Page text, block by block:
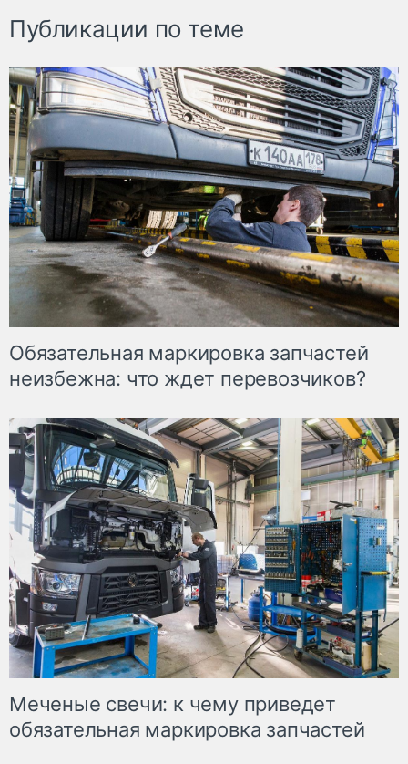
Публикации по теме
Обязательная маркировка запчастей
неизбежна: что ждет перевозчиков?
Меченые свечи: к чему приведет
обязательная маркировка запчастей